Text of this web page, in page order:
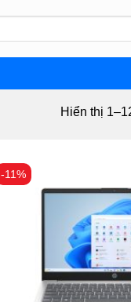
Hiển thị
-11%